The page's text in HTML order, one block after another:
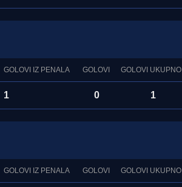
GOLOVI IZ PENALA GOLOVI GOLOVI UKUPNO
1 0 1
GOLOVI IZ PENALA GOLOVI GOLOVI UKUPNO